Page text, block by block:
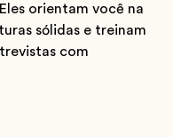
orientam você na
sólidas e treinam
com